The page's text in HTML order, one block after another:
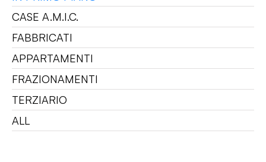
CASE A.M.I.C.
FABBRICATI
APPARTAMENTI
FRAZIONAMENTI
TERZIARIO
ALL